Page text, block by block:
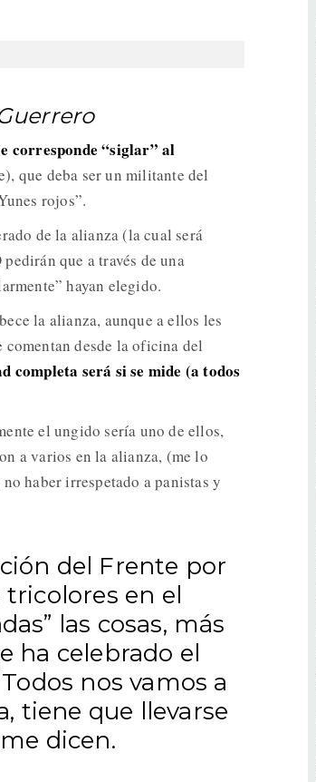
corresponde “siglar” al
que deba ser un militante del
rojos”.
de la alianza (la cual será
que a través de una
hayan elegido.
la alianza, aunque a ellos les
desde la oficina del
completa será si se mide (a todos
el ungido sería uno de ellos,
a varios en la alianza, (me lo
haber irrespetado a panistas y
del Frente por
en el
las cosas, más
ha celebrado el
nos vamos a
tiene que llevarse
dicen.